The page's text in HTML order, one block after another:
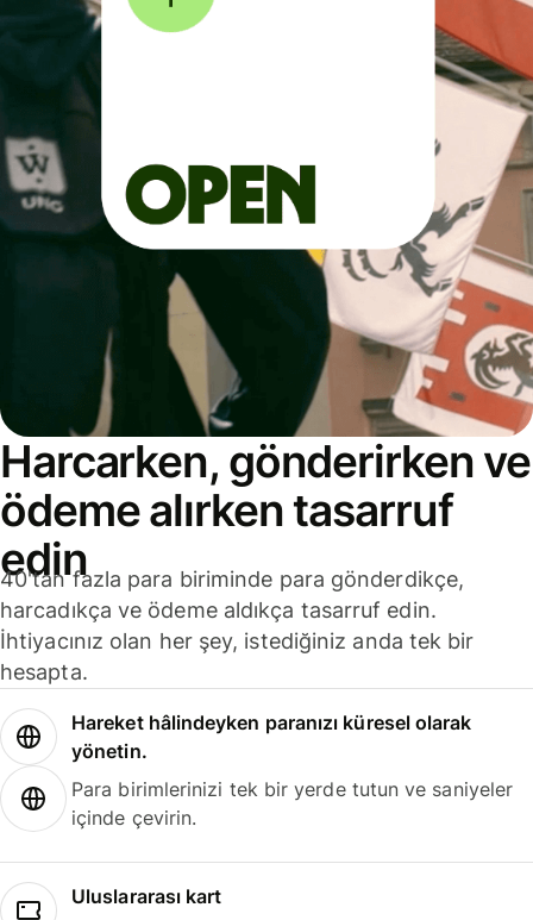
Harcarken, gönderirken ve
ödeme alırken tasarruf
edin
40'tan fazla para biriminde para gönderdikçe,
harcadıkça ve ödeme aldıkça tasarruf edin.
İhtiyacınız olan her şey, istediğiniz anda tek bir
hesapta.
Hareket hâlindeyken paranızı küresel olarak
yönetin.
Para birimlerinizi tek bir yerde tutun ve saniyeler
içinde çevirin.
Uluslararası kart